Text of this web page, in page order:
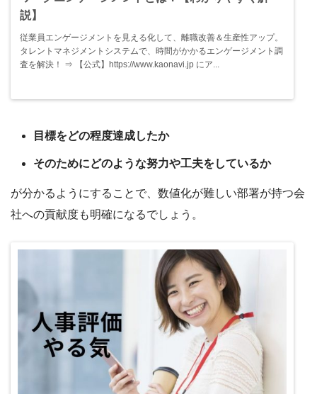
説】
従業員エンゲージメントを見える化して、離職改善＆生産性アップ。
タレントマネジメントシステムで、時間がかかるエンゲージメント調
査を解決！ ⇒ 【公式】https://www.kaonavi.jp にア...
目標をどの程度達成したか
そのためにどのような努力や工夫をしているか
が分かるようにすることで、数値化が難しい部署が持つ会
社への貢献度も明確になるでしょう。